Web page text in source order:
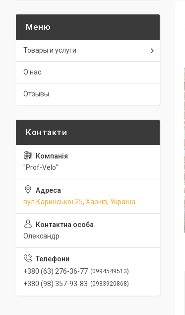
Товары и услуги
О нас
Отзывы
"Prof-Velo"
вул.Каринської 25, Харків, Україна
Олександр
+380 (63) 276-36-77 0994549513
+380 (98) 357-93-83 0983920868